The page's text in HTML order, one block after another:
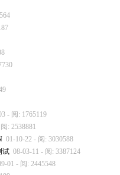
- 阅: 1765119
: 2538881
01-10-22 - 阅: 3030588
试 08-03-11 - 阅: 3387124
01 - 阅: 2445548